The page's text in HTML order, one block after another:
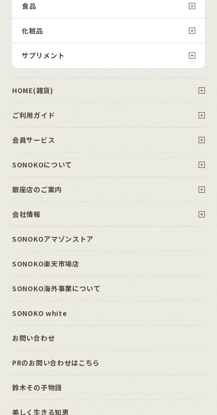
食品
化粧品
サプリメント
HOME(雑貨)
ご利用ガイド
会員サービス
SONOKOについて
銀座店のご案内
会社情報
SONOKOアマゾンストア
SONOKO楽天市場店
SONOKO海外事業について
SONOKO white
お問い合わせ
PRのお問い合わせはこちら
鈴木その子物語
美しく生きる知恵